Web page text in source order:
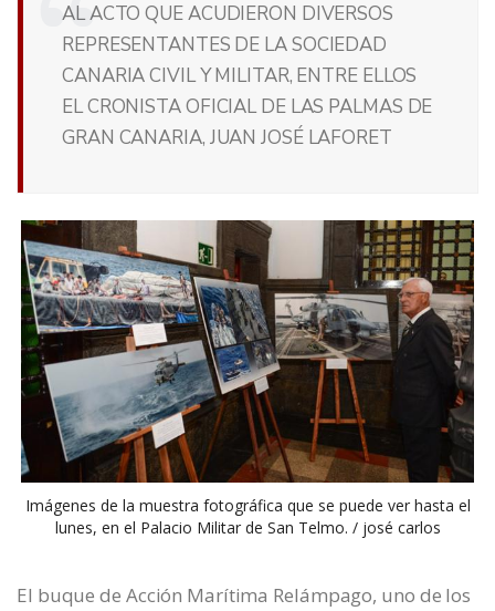
AL ACTO QUE ACUDIERON DIVERSOS
REPRESENTANTES DE LA SOCIEDAD
CANARIA CIVIL Y MILITAR, ENTRE ELLOS
EL CRONISTA OFICIAL DE LAS PALMAS DE
GRAN CANARIA, JUAN JOSÉ LAFORET
Imágenes de la muestra fotográfica que se puede ver hasta el
lunes, en el Palacio Militar de San Telmo. / josé carlos
El buque de Acción Marítima Relámpago, uno de los